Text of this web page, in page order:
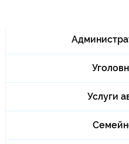
Услуги